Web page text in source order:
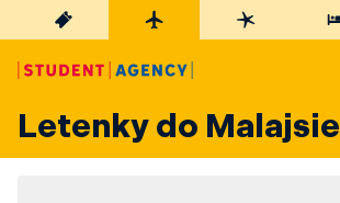
Letenky do Malajsie